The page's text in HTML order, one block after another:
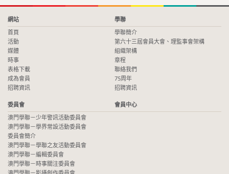
網站
首頁
活動
媒體
時事
表格下載
成為會員
招聘資訊
學聯
學聯簡介
第六十三屆會員大會、理監事會架構
組織架構
章程
聯絡我們
75周年
招聘資訊
委員會
澳門學聯－少年警訊活動委員會
澳門學聯－學界常設活動委員會
委員會簡介
澳門學聯－學聯之友活動委員會
澳門學聯－編輯委員會
澳門學聯－時事關注委員會
會員中心